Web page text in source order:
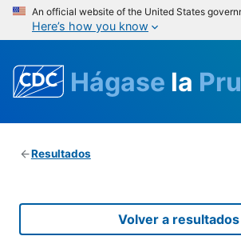
An official website of the United States
Here’s how you know
Hágase la
Resultados
Volver a resultados